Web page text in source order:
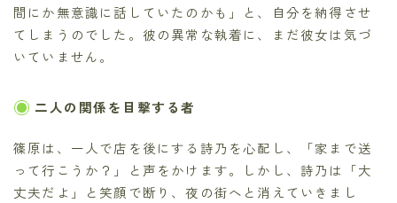
間にか無意識に話していたのかも」と、自分を納得させ
てしまうのでした。彼の異常な執着に、まだ彼女は気づ
いていません。
二人の関係を目撃する者
篠原は、一人で店を後にする詩乃を心配し、「家まで送
って行こうか？」と声をかけます。しかし、詩乃は「大
丈夫だよ」と笑顔で断り、夜の街へと消えていきまし